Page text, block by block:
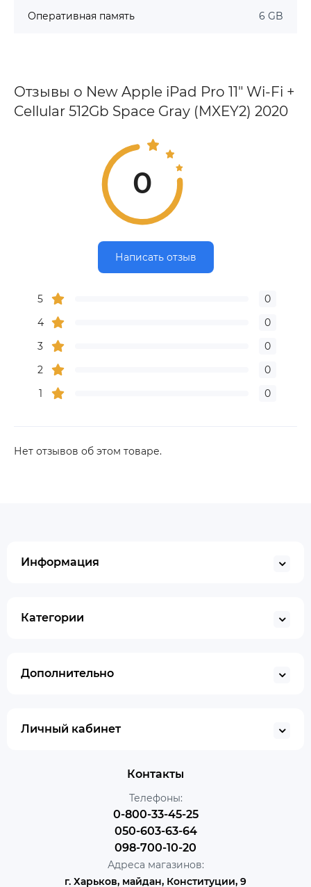
Оперативная память 6 GB
Отзывы о New Apple iPad Pro 11" Wi-Fi +
Cellular 512Gb Space Gray (MXEY2) 2020
0
Написать отзыв
5
0
4
0
3
0
2
0
1
0
Нет отзывов об этом товаре.
Информация
Категории
Дополнительно
Личный кабинет
Контакты
Телефоны:
0-800-33-45-25
050-603-63-64
098-700-10-20
Адреса магазинов:
г. Харьков, майдан, Конституции, 9